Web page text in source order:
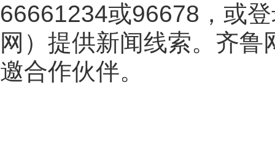
66661234或96678，或
网 ）提供新闻线索。齐鲁
邀合作伙伴。